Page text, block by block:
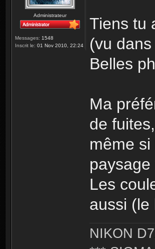
Administrateur
Messages: 1548
Inscrit le: 01 Nov 2010, 22:24
Tiens tu
(vu
Belles
Ma
de fuites,
même
paysage
Les
aussi (le
NIKON